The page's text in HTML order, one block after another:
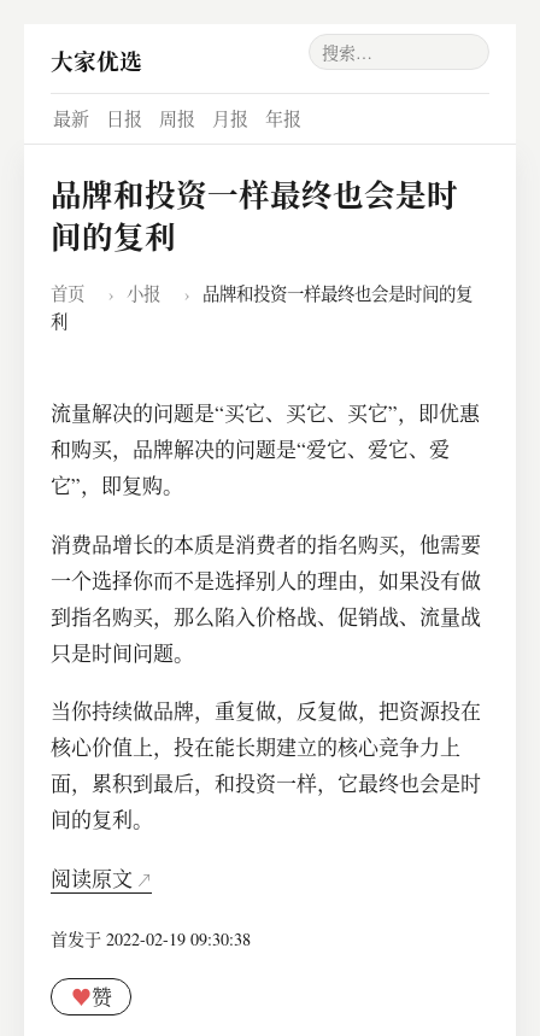
大家优选
最新 日报 周报 月报 年报
品牌和投资一样最终也会是时
间的复利
首页 › 小报 ›
品牌和投资一样最终也会是时间的复
利
流量解决的问题是“买它、买它、买它”，即优惠
和购买，品牌解决的问题是“爱它、爱它、爱
它”，即复购。
消费品增长的本质是消费者的指名购买，他需要
一个选择你而不是选择别人的理由，如果没有做
到指名购买，那么陷入价格战、促销战、流量战
只是时间问题。
当你持续做品牌，重复做，反复做，把资源投在
核心价值上，投在能长期建立的核心竞争力上
面，累积到最后，和投资一样，它最终也会是时
间的复利。
阅读原文
首发于 2022-02-19 09:30:38
♥赞